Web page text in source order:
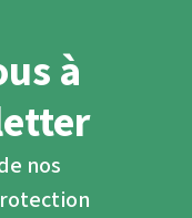
à
nos